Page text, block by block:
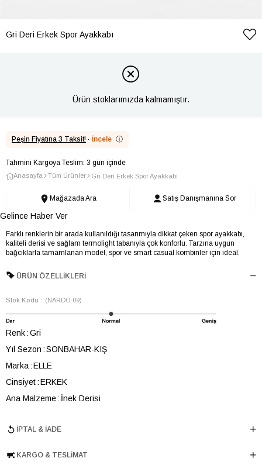
Gri Deri Erkek Spor Ayakkabı
Ürün stoklarımızda kalmamıştır.
Peşin Fiyatına 3 Taksit! · İncele ⓘ
Tahmini Kargoya Teslim: 3 gün içinde
Anasayfa Tüm Ürünler Gri Deri Erkek Spor Ayakkabı
Mağazada Ara Satış Danışmanına Sor
Gelince Haber Ver
Farklı renklerin bir arada kullanıldığı tasarımıyla dikkat çeken spor ayakkabı,
kaliteli derisi ve sağlam termolight tabanıyla çok konforlu. Tarzına uygun
bağcıklarla tamamlanan model, spor ve smart casual kombinler için ideal.
ÜRÜN ÖZELLIKLERI
Stok Kodu (NARDO-09)
Renk Gri
Yıl Sezon SONBAHAR-KIŞ
Marka ELLE
Cinsiyet ERKEK
Ana Malzeme İnek Derisi
Topuk Boyu 3.5 cm
İPTAL & İADE
KARGO & TESLIMAT